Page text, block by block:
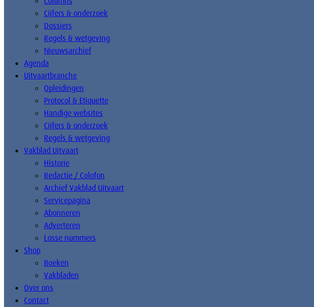
Cijfers & onderzoek
Dossiers
Regels & wetgeving
Nieuwsarchief
Agenda
Uitvaartbranche
Opleidingen
Protocol & Etiquette
Handige websites
Cijfers & onderzoek
Regels & wetgeving
Vakblad Uitvaart
Historie
Redactie / Colofon
Archief Vakblad Uitvaart
Servicepagina
Abonneren
Adverteren
Losse nummers
Shop
Boeken
Vakbladen
Over ons
Contact